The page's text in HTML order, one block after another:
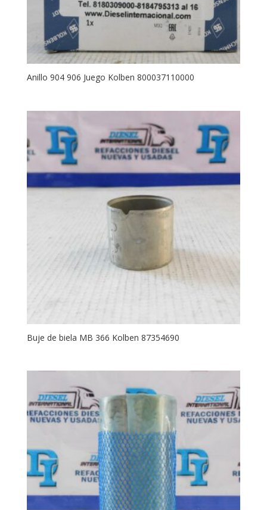
Anillo 904 906 Juego Kolben 800037110000
Buje de biela MB 366 Kolben 87354690